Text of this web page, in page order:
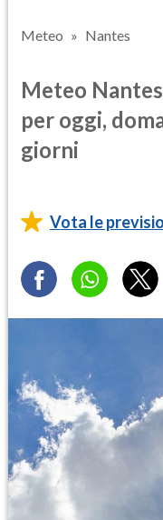
Meteo Nantes
Meteo
per oggi,
giorni
Vota le